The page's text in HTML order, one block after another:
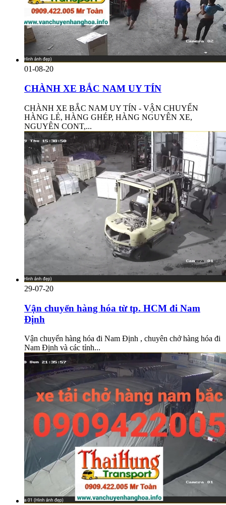
01-08-20
CHÀNH XE BẮC NAM UY TÍN
CHÀNH XE BẮC NAM UY TÍN - VẬN CHUYỂN
HÀNG LẺ, HÀNG GHÉP, HÀNG NGUYÊN XE,
NGUYÊN CONT,...
29-07-20
Vận chuyển hàng hóa từ tp. HCM đi Nam
Định
Vận chuyển hàng hóa đi Nam Định , chuyên chở hàng hóa đi
Nam Định và các tỉnh...